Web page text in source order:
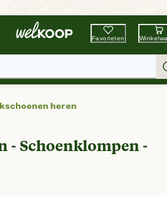
WinkelketenTuin & Dier
Favorieten
heren
- Schoenklompen -